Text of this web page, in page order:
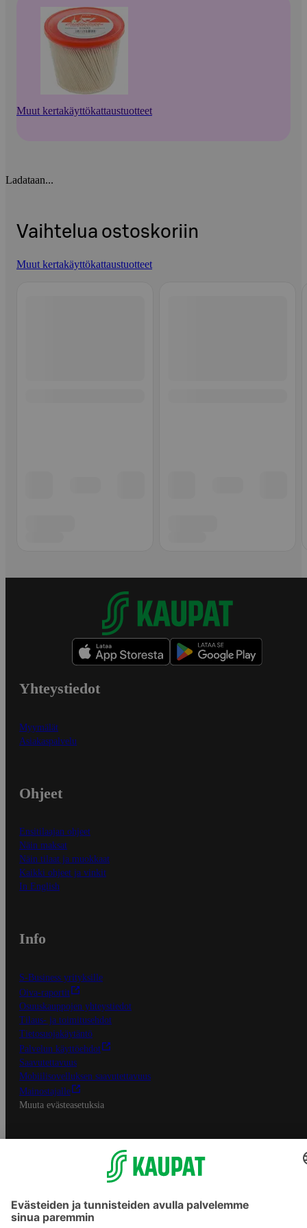
Muut kertakäyttökattaustuotteet
Ladataan...
Vaihtelua ostoskoriin
Muut kertakäyttökattaustuotteet
Yhteystiedot
Myymälät
Asiakaspalvelu
Ohjeet
Ensitilaajan ohjeet
Näin maksat
Näin tilaat ja muokkaat
Kaikki ohjeet ja vinkit
In English
Info
S-Business yrityksille
Oiva-raportit
Osuuskauppojen yhteystiedot
Tilaus- ja toimitusehdot
Tietosuojakäytäntö
Palvelun käyttöehdot
Saavutettavuus
Mobiilisovelluksen saavutettavuus
Mainostajalle
Muuta evästeasetuksia
S-ryhmän palvelut
Asiakasomistajuus